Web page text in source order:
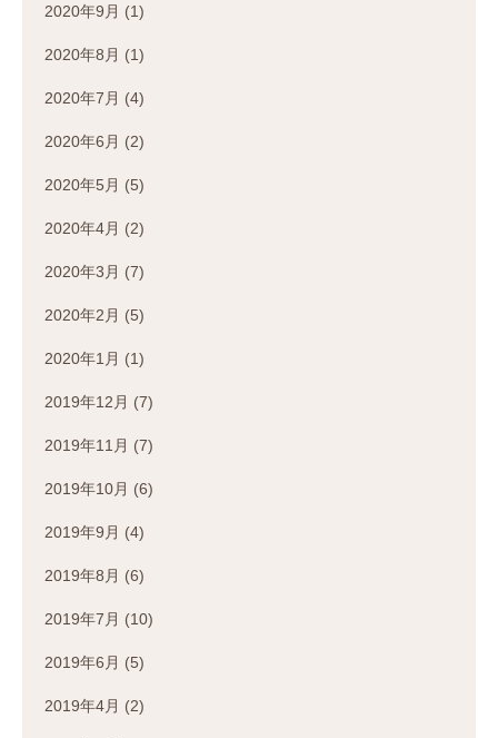
2020年9月 (1)
2020年8月 (1)
2020年7月 (4)
2020年6月 (2)
2020年5月 (5)
2020年4月 (2)
2020年3月 (7)
2020年2月 (5)
2020年1月 (1)
2019年12月 (7)
2019年11月 (7)
2019年10月 (6)
2019年9月 (4)
2019年8月 (6)
2019年7月 (10)
2019年6月 (5)
2019年4月 (2)